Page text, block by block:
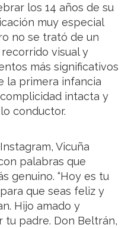
los 14 años de su
muy especial
no se trató de un
visual y
más significativos
la primera infancia
intacta y
conductor.
Vicuña
palabras que
genuino. “Hoy es tu
que seas feliz y
Hijo amado y
tu padre. Don Beltrán,